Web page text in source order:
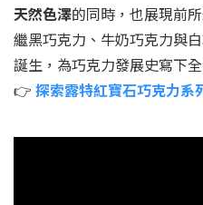
天然色澤的同時，也展現前
繼黑巧克力、牛奶巧克力與
誕生，為巧克力發展史寫下
👉 探索露特紅寶石巧克力系